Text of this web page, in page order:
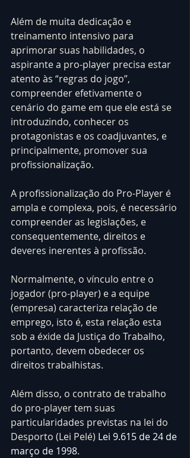
Além de muita dedicação e
treinamento intensivo para
aprimorar suas habilidades, o
aspirante a pro-player precisa estar
atento às “regras do jogo”,
compreender efetivamente o
cenário do game em que ele está se
introduzindo, conhecer os
protagonistas e os coadjuvantes, e
principalmente, promover sua
profissionalização.
A profissionalização do Pro-Player é
ampla e complexa, pois, é necessário
compreender as legislações, e
consequentemente, direitos e
deveres inerentes à profissão.
Normalmente, o vínculo entre o
jogador (pro-player) e a equipe
(empresa) caracteriza relação de
emprego, isto é, esta relação esta
sob a éxide da Justiça do Trabalho,
portanto, devem obedecer os
direitos trabalhistas.
Além disso, o contrato de trabalho
do pro-player tem suas
particularidades previstas na lei do
Desporto (Lei Pelé) Lei 9.615 de 24 de
março de 1998.